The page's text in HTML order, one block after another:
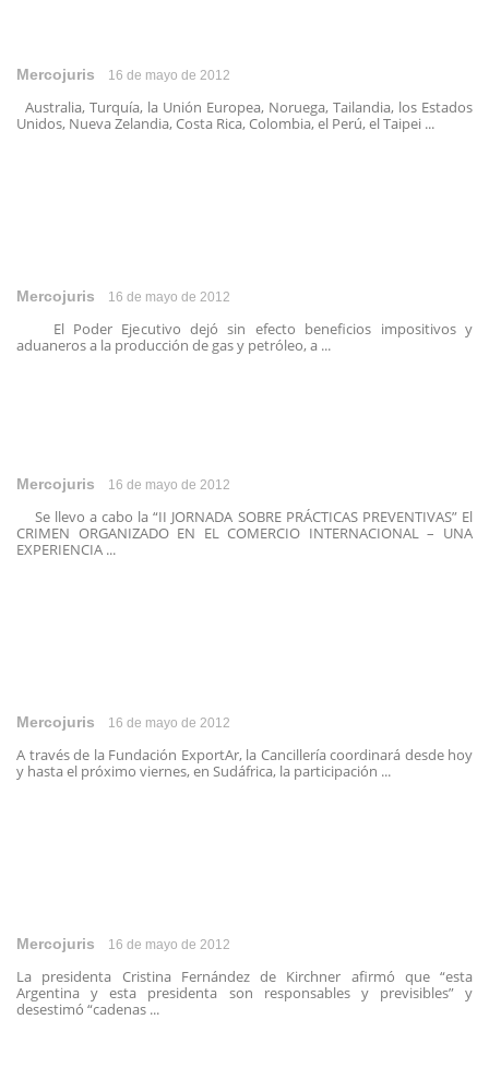
Mercojuris 16 de mayo de 2012
Australia, Turquía, la Unión Europea, Noruega, Tailandia, los Estados
Unidos, Nueva Zelandia, Costa Rica, Colombia, el Perú, el Taipei ...
Mercojuris 16 de mayo de 2012
El Poder Ejecutivo dejó sin efecto beneficios impositivos y
aduaneros a la producción de gas y petróleo, a ...
Mercojuris 16 de mayo de 2012
Se llevo a cabo la “II JORNADA SOBRE PRÁCTICAS PREVENTIVAS” El
CRIMEN ORGANIZADO EN EL COMERCIO INTERNACIONAL – UNA
EXPERIENCIA ...
Mercojuris 16 de mayo de 2012
A través de la Fundación ExportAr, la Cancillería coordinará desde hoy
y hasta el próximo viernes, en Sudáfrica, la participación ...
Mercojuris 16 de mayo de 2012
La presidenta Cristina Fernández de Kirchner afirmó que “esta
Argentina y esta presidenta son responsables y previsibles” y
desestimó “cadenas ...